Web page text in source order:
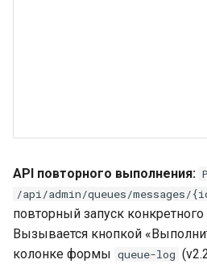
API повторного выполнения:
/api/admin/queues/messages/
повторный запуск
Вызывается кнопкой
колонке формы queue-log